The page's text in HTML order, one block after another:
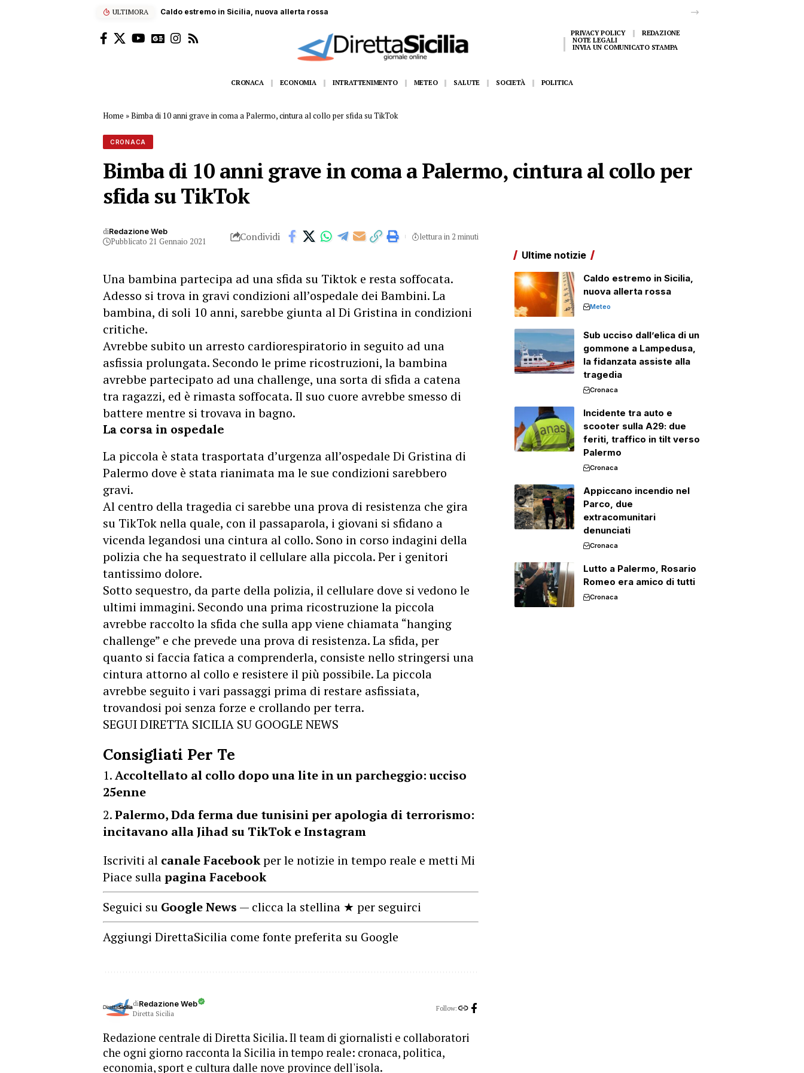
ULTIMORA Sub ucciso dall’elica di un gommone a Lampedusa, la fidanzata assiste alla tragedia
PRIVACY POLICY
REDAZIONE
NOTE LEGALI
INVIA UN COMUNICATO STAMPA
CRONACA ECONOMIA INTRATTENIMENTO METEO SALUTE SOCIETÀ POLITICA
Home »Bimba di 10 anni grave in coma a Palermo, cintura al collo per sfida su TikTok
CRONACA
Bimba di 10 anni grave in coma a Palermo, cintura al collo per
sfida su TikTok
diRedazione Web
Pubblicato 21 Gennaio 2021 Condividi lettura in 2 minuti
Una bambina partecipa ad una sfida su Tiktok e resta soffocata.
Adesso si trova in gravi condizioni all’ospedale dei Bambini. La
bambina, di soli 10 anni, sarebbe giunta al Di Gristina in condizioni
critiche.
Avrebbe subito un arresto cardiorespiratorio in seguito ad una
asfissia prolungata. Secondo le prime ricostruzioni, la bambina
avrebbe partecipato ad una challenge, una sorta di sfida a catena
tra ragazzi, ed è rimasta soffocata. Il suo cuore avrebbe smesso di
battere mentre si trovava in bagno.
La corsa in ospedale
La piccola è stata trasportata d’urgenza all’ospedale Di Gristina di
Palermo dove è stata rianimata ma le sue condizioni sarebbero
gravi.
Al centro della tragedia ci sarebbe una prova di resistenza che gira
su TikTok nella quale, con il passaparola, i giovani si sfidano a
vicenda legandosi una cintura al collo. Sono in corso indagini della
polizia che ha sequestrato il cellulare alla piccola. Per i genitori
tantissimo dolore.
Sotto sequestro, da parte della polizia, il cellulare dove si vedono le
ultimi immagini. Secondo una prima ricostruzione la piccola
avrebbe raccolto la sfida che sulla app viene chiamata “hanging
challenge” e che prevede una prova di resistenza. La sfida, per
quanto si faccia fatica a comprenderla, consiste nello stringersi una
cintura attorno al collo e resistere il più possibile. La piccola
avrebbe seguito i vari passaggi prima di restare asfissiata,
trovandosi poi senza forze e crollando per terra.
SEGUI DIRETTA SICILIA SU GOOGLE NEWS
Consigliati Per Te
Accoltellato al collo dopo una lite in un parcheggio: ucciso
25enne
Palermo, Dda ferma due tunisini per apologia di terrorismo:
incitavano alla Jihad su TikTok e Instagram
Iscriviti al canale Facebookper le notizie in tempo reale e metti Mi
Piace sullapagina Facebook
Seguici su Google News — clicca la stellina ★ per seguirci
Aggiungi DirettaSicilia come fonte preferita su Google
diRedazione Web
Diretta Sicilia
Follow:
Redazione centrale di Diretta Sicilia. Il team di giornalisti e collaboratori
che ogni giorno racconta la Sicilia in tempo reale: cronaca, politica,
economia, sport e cultura dalle nove province dell'isola.
Ultime notizie
Caldo estremo in Sicilia,
nuova allerta rossa
Meteo
Sub ucciso dall’elica di un
gommone a Lampedusa,
la fidanzata assiste alla
tragedia
Cronaca
Incidente tra auto e
scooter sulla A29: due
feriti, traffico in tilt verso
Palermo
Cronaca
Appiccano incendio nel
Parco, due
extracomunitari
denunciati
Cronaca
Lutto a Palermo, Rosario
Romeo era amico di tutti
Cronaca